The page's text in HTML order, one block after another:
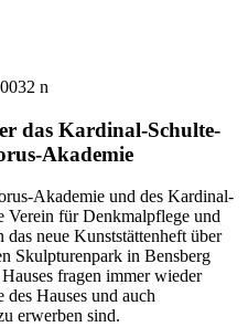
das Kardinal-Schulte-
Akademie
Akademie und des Kardinal-
Verein für Denkmalpflege und
das neue Kunststättenheft über
Skulpturenpark in Bensberg
fragen immer wieder
Hauses und auch
erwerben sind.